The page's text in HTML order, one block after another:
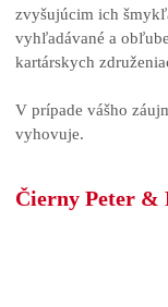
zvyšujúcim ich
vyhľadávané a
kartárskych
V prípade vášho
vyhovuje.
Čierny Peter &